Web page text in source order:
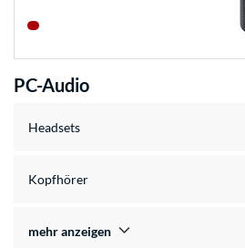
PC-Audio
Headsets
Kopfhörer
mehr anzeigen